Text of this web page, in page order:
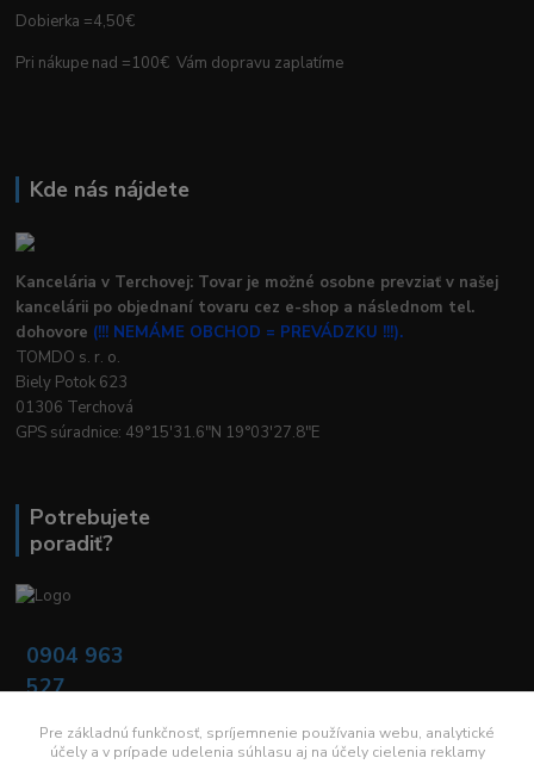
Dobierka =4,50€
Pri nákupe nad =100€ Vám dopravu zaplatíme
Kde nás nájdete
Kancelária v Terchovej: Tovar je možné osobne prevziať v našej
kancelárii po objednaní tovaru cez e-shop a následnom tel.
dohovore (!!! NEMÁME OBCHOD = PREVÁDZKU !!!).
TOMDO s. r. o.
Biely Potok 623
01306 Terchová
GPS súradnice: 49°15'31.6"N 19°03'27.8"E
Potrebujete
poradiť?
0904 963
527
16:00
Pre základnú funkčnosť, spríjemnenie používania webu, analytické
účely a v prípade udelenia súhlasu aj na účely cielenia reklamy